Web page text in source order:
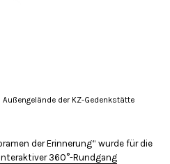
der KZ-Gedenkstätte
der Erinnerung“ wurde für die
360°-Rundgang